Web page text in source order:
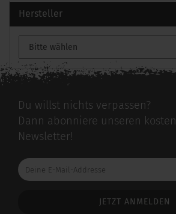
Hersteller
Du willst nichts verpassen?
Dann abonniere unseren
Newsletter!
Deine
E-